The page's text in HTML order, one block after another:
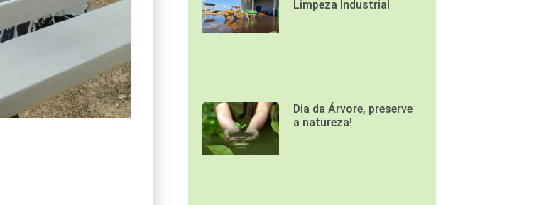
Limpeza Industrial
Dia da Árvore, preserve
a natureza!